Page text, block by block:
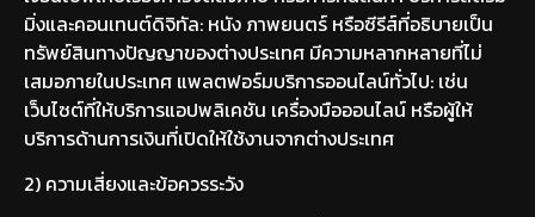
มิ่งและคอนเทนต์ดิจิทัล: หนัง ภาพยนตร์ หรือซีรีส์ที่อธิบายเป็น
ทรัพย์สินทางปัญญาของต่างประเทศ มีความหลากหลายที่ไม่
เสมอภายในประเทศ แพลตฟอร์มบริการออนไลน์ทั่วไป: เช่น
เว็บไซต์ที่ให้บริการแอปพลิเคชัน เครื่องมือออนไลน์ หรือผู้ให้
บริการด้านการเงินที่เปิดให้ใช้งานจากต่างประเทศ
2) ความเสี่ยงและข้อควรระวัง